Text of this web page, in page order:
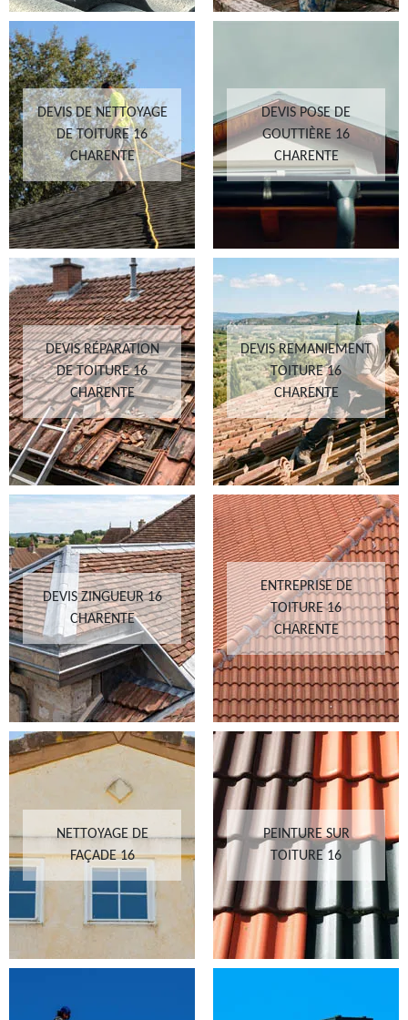
DEVIS DE NETTOYAGE
DE TOITURE 16
CHARENTE
DEVIS POSE DE
GOUTTIÈRE 16
CHARENTE
DEVIS RÉPARATION
DE TOITURE 16
CHARENTE
DEVIS REMANIEMENT
TOITURE 16
CHARENTE
DEVIS ZINGUEUR 16
CHARENTE
ENTREPRISE DE
TOITURE 16
CHARENTE
NETTOYAGE DE
FAÇADE 16
PEINTURE SUR
TOITURE 16